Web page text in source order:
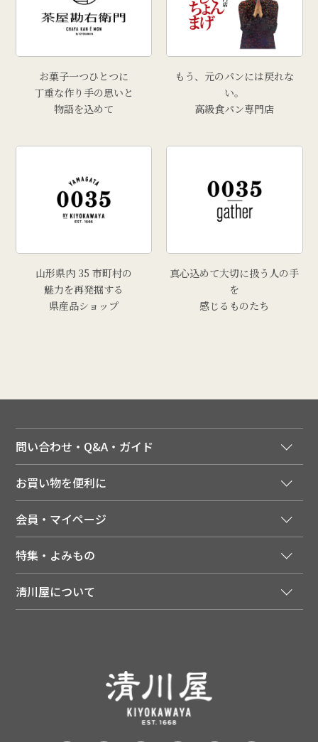
お菓子一つひとつに
丁重な作り手の思いと
物語を込めて
もう、元のパンには戻れな
い。
高級食パン専門店
山形県内 35 市町村の
魅力を再発掘する
県産品ショップ
真心込めて大切に扱う人の手
を
感じるものたち
問い合わせ・Q&A・ガイド
ご利用ガイド
領収書について
送料について
配達日について
返品について
よくあるご質問（FAQ）
あんしんの品質保証について（産直品）
品質保証について（通常品）
お買い物を便利に
季節のカタログを無料でお届け
店舗・ECポイント共通アプリ
LINEお友だち登録
会員・マイページ
会員特典について
注文履歴
特集・よみもの
メディア掲載商品
清川屋のレビューを見る
清川屋について